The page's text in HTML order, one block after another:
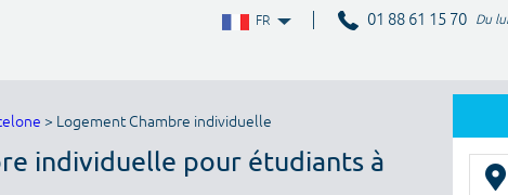
FR 01 88 61 15 70 Du
> Logement Chambre individuelle
individuelle pour étudiants à